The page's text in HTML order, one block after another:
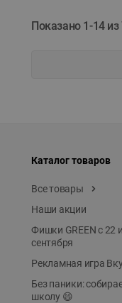
Показано 1-14 из
Каталог товаров
Все товары
Наши акции
Фишки GREEN с 22
сентября
Рекламная игра
Без паники:
школу 😄